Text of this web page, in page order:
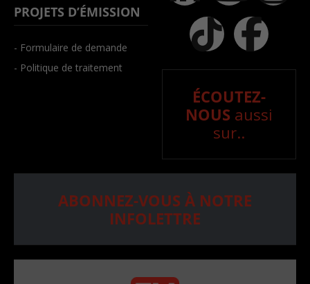
PROJETS D’ÉMISSION
- Formulaire de demande
- Politique de traitement
ÉCOUTEZ-
NOUS aussi
sur..
ABONNEZ-VOUS À NOTRE
INFOLETTRE